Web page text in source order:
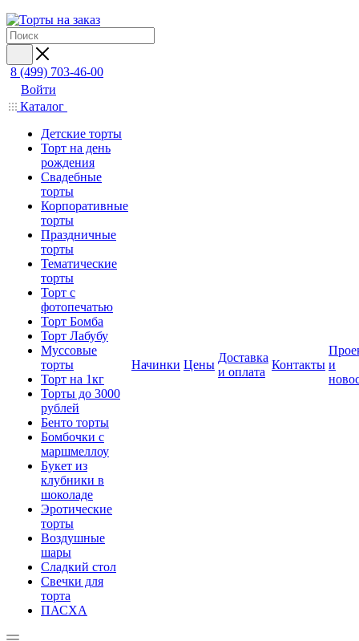
8 (499) 703-46-00
Войти
Каталог
Детские торты
Торт на день
рождения
Свадебные
торты
Корпоративные
торты
Праздничные
торты
Тематические
торты
Торт с
фотопечатью
Торт Бомба
Торт Лабубу
Муссовые
торты
Торт на 1кг
Торты до 3000
рублей
Бенто торты
Бомбочки с
маршмеллоу
Букет из
клубники в
шоколаде
Эротические
торты
Воздушные
шары
Сладкий стол
Свечки для
торта
ПАСХА
Начинки Цены
Доставка
и оплата
Контакты и